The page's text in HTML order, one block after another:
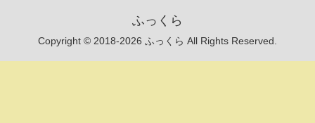
ふっくら
Copyright © 2018-2026 ふっくら All Rights Reserved.